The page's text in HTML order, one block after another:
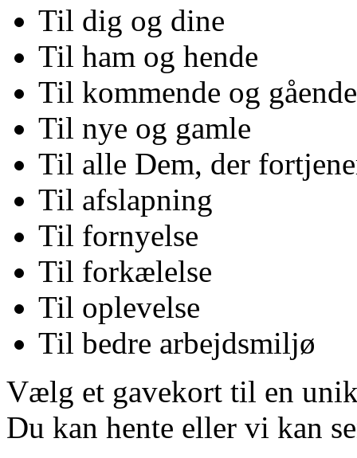
Til dig og dine
Til ham og hende
Til kommende og gående
Til nye og gamle
Til alle Dem, der
Til afslapning
Til fornyelse
Til forkælelse
Til oplevelse
Til bedre arbejdsmiljø
Vælg et gavekort til en
Du kan hente eller vi kan